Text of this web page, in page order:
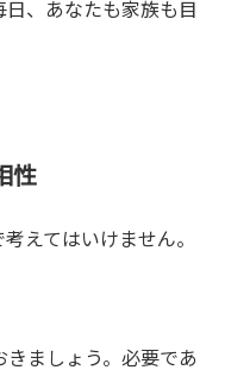
、あなたも家族も目
性
えてはいけません。
ましょう。必要であ